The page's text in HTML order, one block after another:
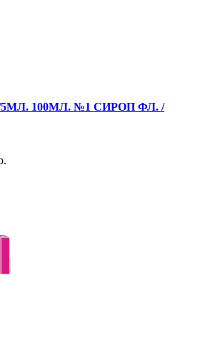
100МЛ. №1 СИРОП ФЛ. /